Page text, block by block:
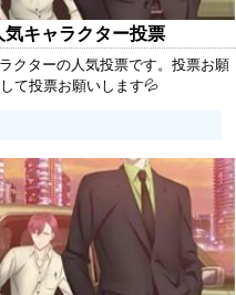
キャラクター投票
クターの人気投票です。投票お願
て投票お願いします💦